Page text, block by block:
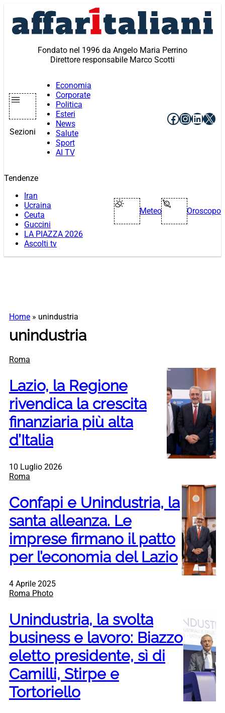
contenuto
Fondato nel 1996 da Angelo Maria Perrino
Direttore responsabile Marco Scotti
Sezioni
Economia
Corporate
Politica
Esteri
News
Salute
Sport
AI TV
Facebook
X
Tendenze
Iran
Ucraina
Ceuta
Guccini
LA PIAZZA 2026
Ascolti tv
Meteo Oroscopo
Home » unindustria
unindustria
Roma
Lazio, la Regione
rivendica la crescita
finanziaria più alta
d’Italia
10 Luglio 2026
Roma
Confapi e Unindustria, la
santa alleanza. Le
imprese firmano il patto
per l’economia del Lazio
4 Aprile 2025
Roma Photo
Unindustria, la svolta
business e lavoro: Biazzo
eletto presidente, sì di
Camilli, Stirpe e
Tortoriello